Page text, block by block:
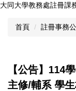
跳
大同大學教務處註冊課
首頁 註冊事務
【公告】114
主修/輔系 學